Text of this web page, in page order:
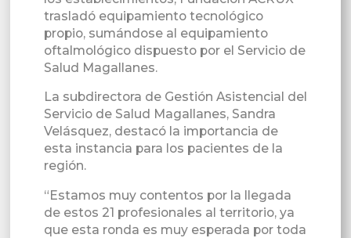
trasladó equipamiento tecnológico
propio, sumándose al equipamiento
oftalmológico dispuesto por el Servicio de
Salud Magallanes.
La subdirectora de Gestión Asistencial del
Servicio de Salud Magallanes, Sandra
Velásquez, destacó la importancia de
esta instancia para los pacientes de la
región.
“Estamos muy contentos por la llegada
de estos 21 profesionales al territorio, ya
que esta ronda es muy esperada por toda